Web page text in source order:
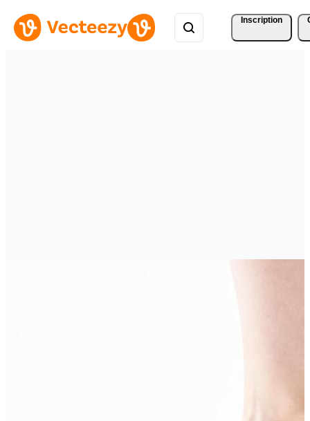
Inscription